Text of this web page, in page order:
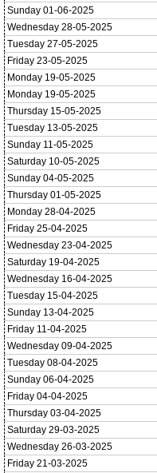
Sunday 01-06-2025
Wednesday 28-05-2025
Tuesday 27-05-2025
Friday 23-05-2025
Monday 19-05-2025
Monday 19-05-2025
Thursday 15-05-2025
Tuesday 13-05-2025
Sunday 11-05-2025
Saturday 10-05-2025
Sunday 04-05-2025
Thursday 01-05-2025
Monday 28-04-2025
Friday 25-04-2025
Wednesday 23-04-2025
Saturday 19-04-2025
Wednesday 16-04-2025
Tuesday 15-04-2025
Sunday 13-04-2025
Friday 11-04-2025
Wednesday 09-04-2025
Tuesday 08-04-2025
Sunday 06-04-2025
Friday 04-04-2025
Thursday 03-04-2025
Saturday 29-03-2025
Wednesday 26-03-2025
Friday 21-03-2025